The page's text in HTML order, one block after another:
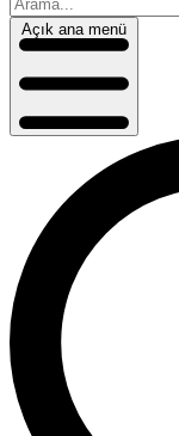
Açık ana menü